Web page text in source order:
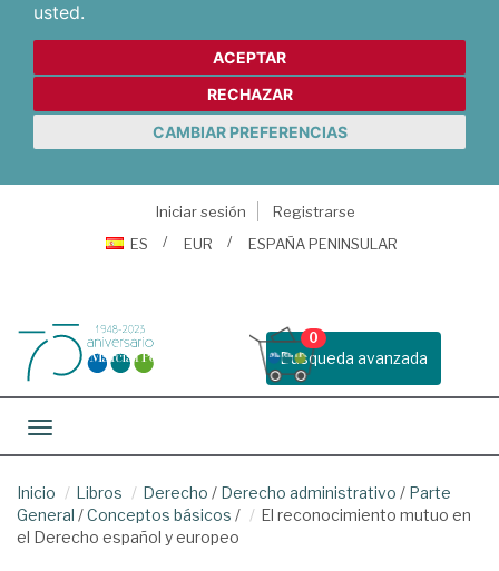
usted.
ACEPTAR
RECHAZAR
CAMBIAR PREFERENCIAS
Iniciar sesión
Registrarse
ES
EUR ESPAÑA PENINSULAR
Busqueda avanzada
0
Toggle navigation
Inicio Libros Derecho / Derecho administrativo / Parte
General /Conceptos básicos /
El reconocimiento mutuo en
el Derecho español y europeo